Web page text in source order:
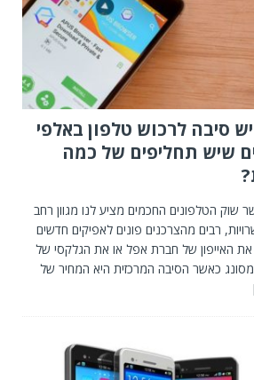
סיבה לרכוש טלפון באלפי
שיש תחליפים של כמה
שוק הטלפונים החכמים מציע לנו מגוון רחב
רבים מהצרכנים פונים לאפיקים חדשים
את האייפון של חברת אפל או את הגלקסי של
כאשר הסיבה המרכזית היא המחיר של